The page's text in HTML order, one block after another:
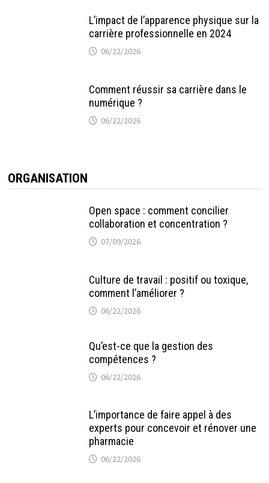
L’impact de l’apparence physique sur la
carrière professionnelle en 2024
06/22/2026
Comment réussir sa carrière dans le
numérique ?
06/22/2026
ORGANISATION
Open space : comment concilier
collaboration et concentration ?
07/09/2026
Culture de travail : positif ou toxique,
comment l’améliorer ?
06/22/2026
Qu’est-ce que la gestion des
compétences ?
06/22/2026
L’importance de faire appel à des
experts pour concevoir et rénover une
pharmacie
06/22/2026